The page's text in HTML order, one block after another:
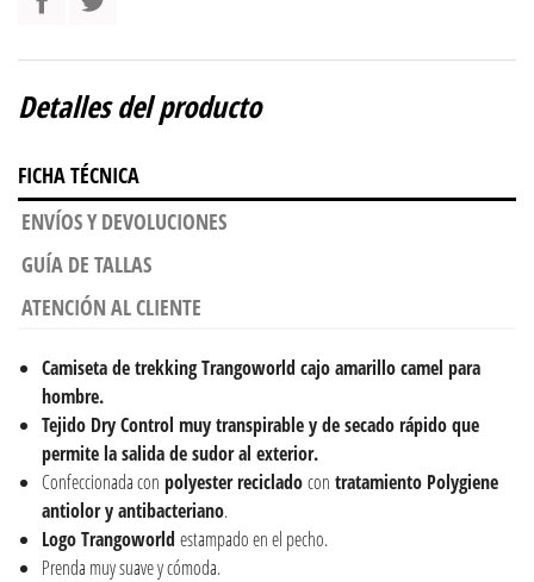
Detalles del producto
FICHA TÉCNICA
ENVÍOS Y DEVOLUCIONES
GUÍA DE TALLAS
ATENCIÓN AL CLIENTE
Camiseta de trekking Trangoworld cajo amarillo camel para
hombre.
Tejido Dry Control muy transpirable y de secado rápido que
permite la salida de sudor al exterior.
Confeccionada con polyester recicladocon tratamiento Polygiene
antiolor y antibacteriano.
Logo Trangoworld estampado en el pecho.
Prenda muy suave y cómoda.